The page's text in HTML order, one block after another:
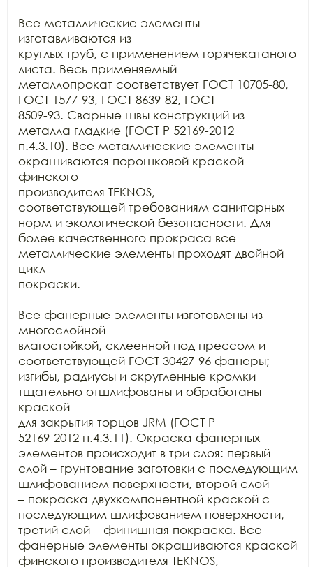
Все металлические элементы
изготавливаются из
круглых труб, с применением горячекатаного
листа. Весь применяемый
металлопрокат соответствует ГОСТ 10705-80,
ГОСТ 1577-93, ГОСТ 8639-82, ГОСТ
8509-93. Сварные швы конструкций из
металла гладкие (ГОСТ Р 52169-2012
п.4.3.10). Все металлические элементы
окрашиваются порошковой краской
финского
производителя TEKNOS,
соответствующей требованиям санитарных
норм и экологической безопасности. Для
более качественного прокраса все
металлические элементы проходят двойной
цикл
покраски.
Все фанерные элементы изготовлены из
многослойной
влагостойкой, склеенной под прессом и
соответствующей ГОСТ 30427-96 фанеры;
изгибы, радиусы и скругленные кромки
тщательно отшлифованы и обработаны
краской
для закрытия торцов JRM (ГОСТ Р
52169-2012 п.4.3.11). Окраска фанерных
элементов происходит в три слоя: первый
слой – грунтование заготовки с последующим
шлифованием поверхности, второй слой
– покраска двухкомпонентной краской с
последующим шлифованием поверхности,
третий слой – финишная покраска. Все
фанерные элементы окрашиваются краской
финского производителя TEKNOS,